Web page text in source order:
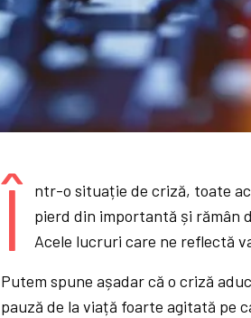
Î
ntr-o situație de criză, toate
pierd din importantă și rămân
Acele lucruri care ne reflectă
Putem spune așadar că o criză
pauză de la viață foarte agitată pe